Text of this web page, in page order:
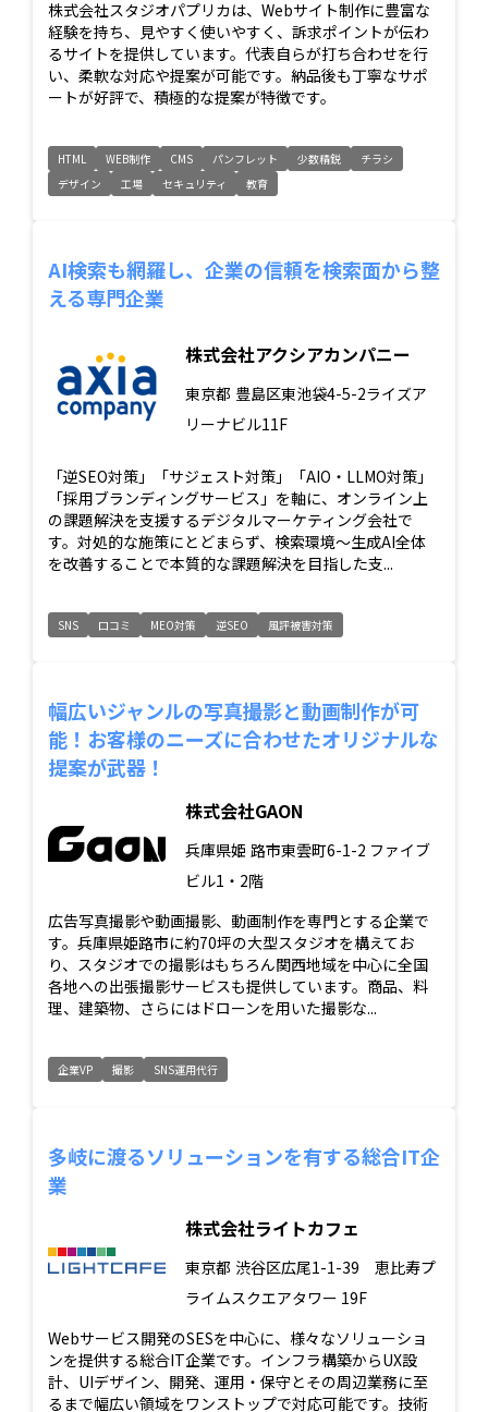
株式会社スタジオパプリカは、Webサイト制作に豊富な
経験を持ち、見やすく使いやすく、訴求ポイントが伝わ
るサイトを提供しています。代表自らが打ち合わせを行
い、柔軟な対応や提案が可能です。納品後も丁寧なサポ
ートが好評で、積極的な提案が特徴です。
HTML WEB制作 CMS パンフレット 少数精鋭
チラシ
デザイン
工場 セキュリティ 教育
AI検索も網羅し、企業の信頼を検索面から整
える専門企業
株式会社アクシアカンパニー
東京都 豊島区東池袋4-5-2ライズア
リーナビル11F
「逆SEO対策」「サジェスト対策」「AIO・LLMO対策」
「採用ブランディングサービス」を軸に、オンライン上
の課題解決を支援するデジタルマーケティング会社で
す。対処的な施策にとどまらず、検索環境～生成AI全体
を改善することで本質的な課題解決を目指した支...
SNS 口コミ MEO対策 逆SEO 風評被害対策
幅広いジャンルの写真撮影と動画制作が可
能！お客様のニーズに合わせたオリジナルな
提案が武器！
株式会社GAON
兵庫県姫 路市東雲町6-1-2 ファイブ
ビル1・2階
広告写真撮影や動画撮影、動画制作を専門とする企業で
す。兵庫県姫路市に約70坪の大型スタジオを構えてお
り、スタジオでの撮影はもちろん関西地域を中心に全国
各地への出張撮影サービスも提供しています。商品、料
理、建築物、さらにはドローンを用いた撮影な...
企業VP 撮影 SNS運用代行
多岐に渡るソリューションを有する総合IT企
業
株式会社ライトカフェ
東京都 渋谷区広尾1-1-39 恵比寿プ
ライムスクエアタワー 19F
Webサービス開発のSESを中心に、様々なソリューショ
ンを提供する総合IT企業です。インフラ構築からUX設
計、UIデザイン、開発、運用・保守とその周辺業務に至
るまで幅広い領域をワンストップで対応可能です。技術